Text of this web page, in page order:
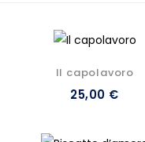
Il capolavoro
25,00 €